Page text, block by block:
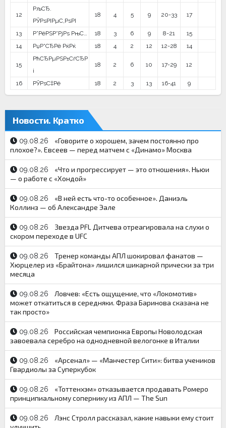
12
РљСЂ.
РЎРѕРІРµС‚РѕРІ
18 4 5 9 20-33 17
13 Р”РёРЅР°РјРѕ РњС… 18 3 6 9 8-21
15
14
РџР°СЂРё РќРќ 18 4 2 12 12-28 14
15
РћСЂРµРЅР±СѓСЂР
і
18 2 6 10 17-29 12
16 РЎРѕС‡Рё 18 2 3 13 16-41 9
Новости. Кратко
09.08.26
«Говорите о хорошем, зачем постоянно про
плохое?». Евсеев — перед матчем с «Динамо» Москва
09.08.26
«Что и прогрессирует — это отношения». Ньюи
— о работе с «Хондой»
09.08.26
«В ней есть что-то особенное». Даниэль
Коллинз — об Александре Эале
09.08.26
Звезда PFL Дитчева отреагировала на слухи о
скором переходе в UFC
09.08.26
Тренер команды АПЛ шокировал фанатов —
Хюрцелер из «Брайтона» лишился шикарной прически за три
месяца
09.08.26
Ловчев: «Есть ощущение, что «Локомотив»
может откатиться в середняки. Фраза Баринова сказана не
так просто»
09.08.26
Российская чемпионка Европы Новолодская
завоевала серебро на однодневной велогонке в Италии
09.08.26
«Арсенал» — «Манчестер Сити»: битва учеников
Гвардиолы за Суперкубок
09.08.26
«Тоттенхэм» отказывается продавать Ромеро
принципиальному сопернику из АПЛ — The Sun
09.08.26
Лэнс Стролл рассказал, какие навыки ему стоит